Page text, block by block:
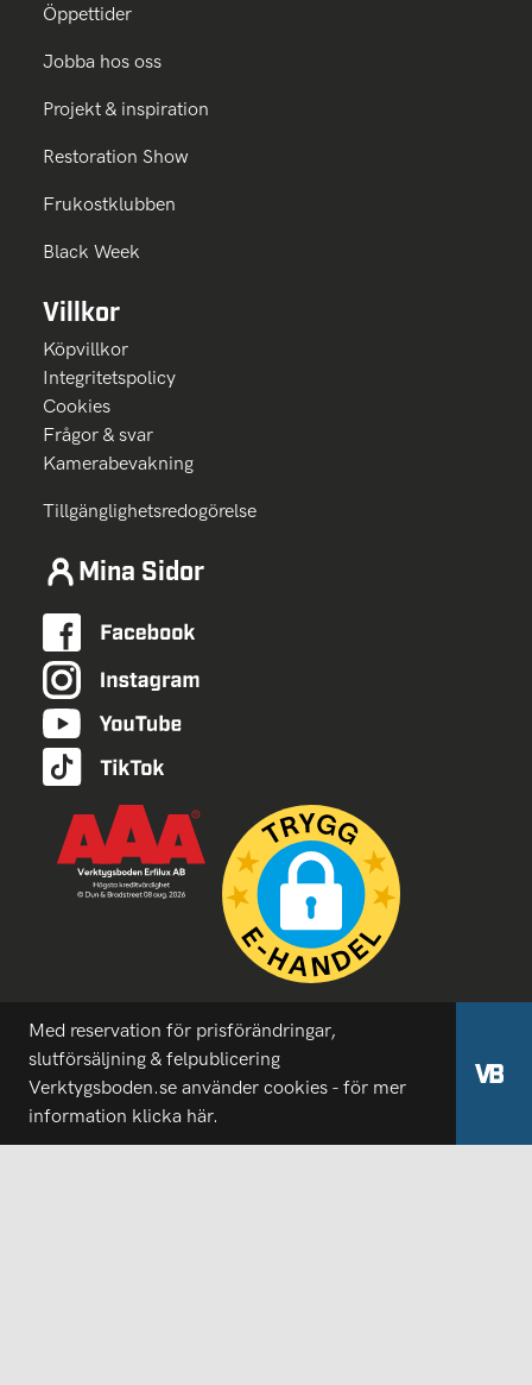
Öppettider
Jobba hos oss
Projekt & inspiration
Restoration Show
Frukostklubben
Black Week
Villkor
Köpvillkor
Integritetspolicy
Cookies
Frågor & svar
Kamerabevakning
Tillgänglighetsredogörelse
Mina Sidor
Med reservation för prisförändringar,
slutförsäljning & felpublicering
Verktygsboden.se använder cookies - för mer
information klicka här.